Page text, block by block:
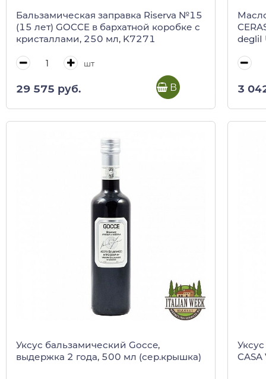
Бальзамическая заправка Riserva №15
(15 лет) GOCCE в бархатной коробке с
кристаллами, 250 мл, K7271
шт
29 575 руб. В корзину
degliI
3
Уксус бальзамический Gocce,
выдержка 2 года, 500 мл (сер.крышка)